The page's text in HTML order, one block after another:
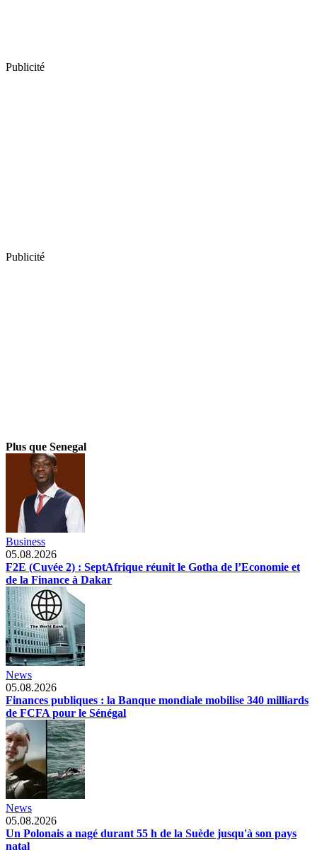
Publicité
Publicité
Plus que Senegal
Business
05.08.2026
F2E (Cuvée 2) : SeptAfrique réunit le Gotha de l’Economie et
de la Finance à Dakar
News
05.08.2026
Finances publiques : la Banque mondiale mobilise 340 milliards
de FCFA pour le Sénégal
News
05.08.2026
Un Polonais a nagé durant 55 h de la Suède jusqu'à son pays
natal